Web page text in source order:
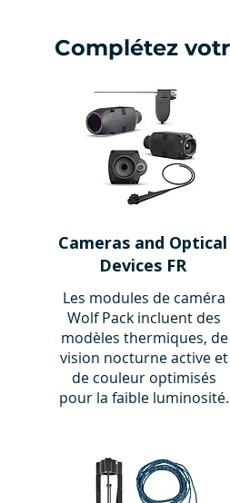
Complétez
Cameras and Optical
Devices FR
Les modules de caméra
Wolf Pack incluent des
modèles thermiques, de
vision nocturne active et
de couleur optimisés
pour la faible luminosité.